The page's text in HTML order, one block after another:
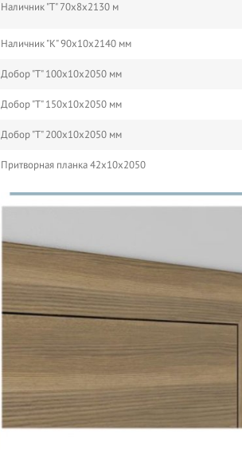
Наличник "Т" 70х8х2130 м
Наличник "К" 90х10х2140 мм
Добор "Т" 100х10х2050 мм
Добор "Т" 150х10х2050 мм
Добор "Т" 200х10х2050 мм
Притворная планка 42х10х2050